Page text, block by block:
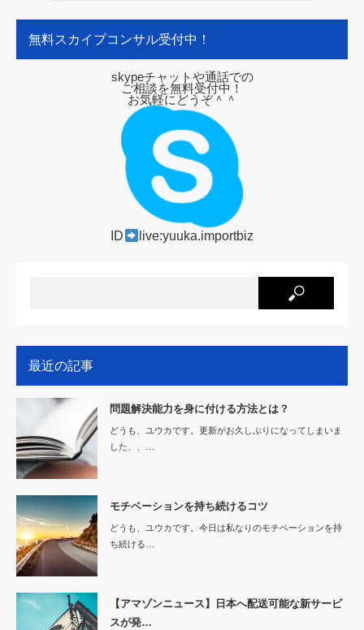
無料スカイプコンサル受付中！
skypeチャットや通話での
ご相談を無料受付中！
お気軽にどうぞ＾＾
ID live:yuuka.importbiz
最近の記事
問題解決能力を身に付ける方法とは？
どうも、ユウカです。更新がお久しぶりになってしまいま
した、、…
モチベーションを持ち続けるコツ
どうも、ユウカです。今日は私なりのモチベーションを持
ち続ける…
【アマゾンニュース】日本へ配送可能な新サービ
スが発…